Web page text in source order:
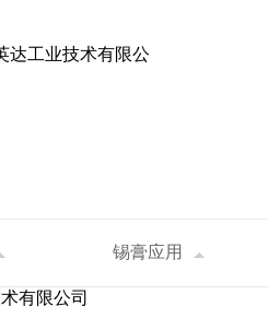
锡膏应用
讯中心
>公司新闻 倒装